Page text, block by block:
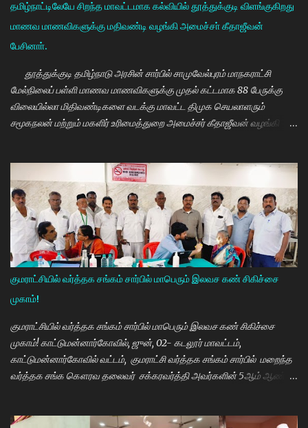
தமிழ்நாட்டிலேயே சிறந்த மாவட்டமாக கல்வியில் தூத்துக்குடி விளங்குகிறது
மாணவ மாணவிகளுக்கு மதிவண்டி வழங்கி அமைச்சா் கீதாஜீவன்
பேசினாா்.
தூத்துக்குடி தமிழ்நாடு அரசின் சார்பில் சாமுவேல்புரம் மாநகராட்சி
மேல்நிலைப் பள்ளி மாணவ மாணவிகளுக்கு முதல் கட்டமாக 88 பேருக்கு
விலையில்லா மிதிவண்டிகளை வடக்கு மாவட்ட திமுக செயலாளரும்
சமூகநலன் மற்றும் மகளிர் உரிமைத்துறை அமைச்சர் கீதாஜீவன் வழங்கி
கல்வியில் சிறந்து விளங்க வேண்டும் என்பதற்காக முதலமைச்சர்
மு.க.ஸ்டாலின் அதிக முயற்சி எடுத்து கல்வியும். மருத்துவமும் எனது இரு
கண்கள் என முதலமைச்சர் கூறி வருகிறார். எத்தனையோ
மாணவியர்களுக்கு கிடைக்காத வாய்ப்பு உங்களுக்கு கிடைத்திருக்கிறது.
முன்பு 8 ம் வகுப்பு அல்லது 10 ம் வகுப்பிலேயே மாணவியர்களின்
பள்ளிப்படிப்பை நிறுத்தும் நிலையை மாற்றி, பெண் குழந்தைகள் கல்லூரி
வரை படிக்க வேண்டும். அவர்களுக்கு உயர்கல்வி மிக அவசியம் என்பதில்
அதிக முயற்சி எடுத்து வருகிறார்கள். உயர்கல்வி படிக்கின்ற
மாணவியர்களுக்கு மாதந்தோறும் ரூ.1000 வழங்கும் புதுமைப்பெண்
திட்டத்தை செயல்படுத்தி வருகிறார். எதிர்கால தலைவர்களான மாணவர்க...
குமராட்சியில் வர்த்தக சங்கம் சார்பில் மாபெரும் இலவச கண் சிகிச்சை
முகாம்!
குமராட்சியில் வர்த்தக சங்கம் சார்பில் மாபெரும் இலவச கண் சிகிச்சை
முகாம்! காட்டுமன்னார்கோவில், ஜுன், 02- கடலூர் மாவட்டம்,
காட்டுமன்னார்கோவில் வட்டம், குமராட்சி வர்த்தக சங்கம் சார்பில் மறைந்த
வர்த்தக சங்க கௌரவ தலைவர் சக்கரவர்த்தி அவர்களின் 5ஆம் ஆண்டு
ஒருங்கிணைப்பாளர் திருவேங்கடம் மற்றும் செவிலியர்கள் தலைமையில்